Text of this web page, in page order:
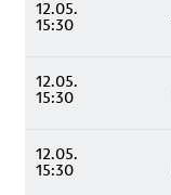
12.05.
15:30
12.05.
15:30
12.05.
15:30